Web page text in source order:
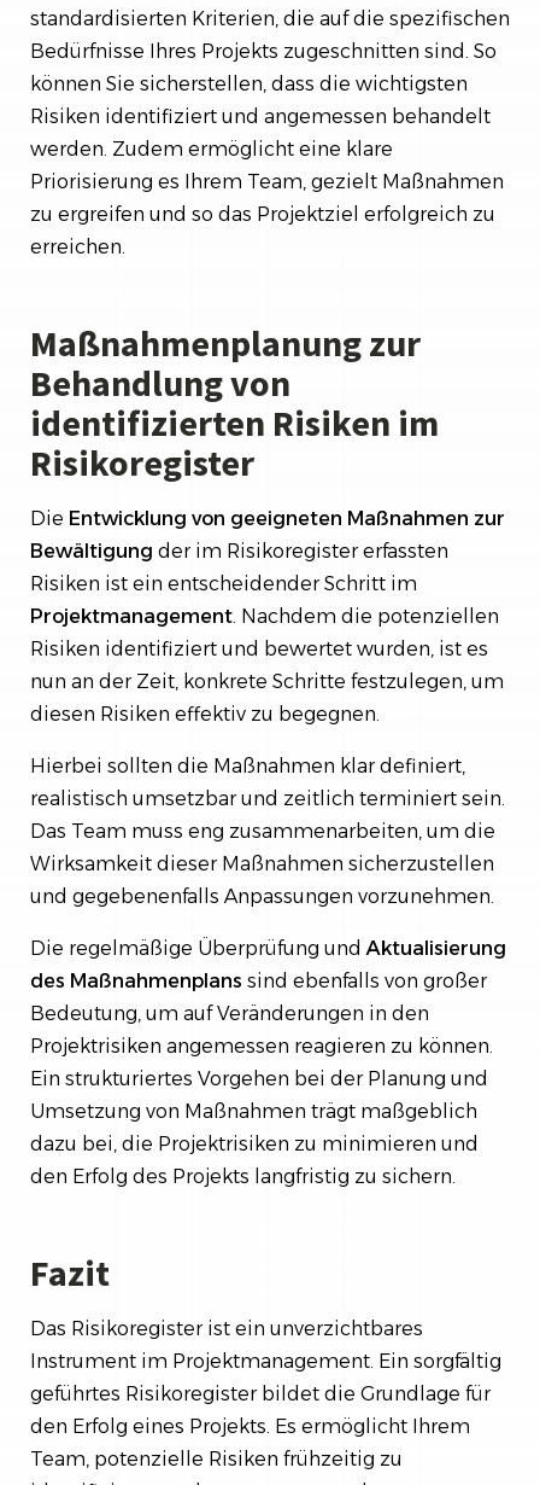
standardisierten Kriterien, die auf die spezifischen
Bedürfnisse Ihres Projekts zugeschnitten sind. So
können Sie sicherstellen, dass die wichtigsten
Risiken identifiziert und angemessen behandelt
werden. Zudem ermöglicht eine klare
Priorisierung es Ihrem Team, gezielt Maßnahmen
zu ergreifen und so das Projektziel erfolgreich zu
erreichen.
Maßnahmenplanung zur
Behandlung von
identifizierten Risiken im
Risikoregister
Die Entwicklung von geeigneten Maßnahmen zur
Bewältigung der im Risikoregister erfassten
Risiken ist ein entscheidender Schritt im
Projektmanagement. Nachdem die potenziellen
Risiken identifiziert und bewertet wurden, ist es
nun an der Zeit, konkrete Schritte festzulegen, um
diesen Risiken effektiv zu begegnen.
Hierbei sollten die Maßnahmen klar definiert,
realistisch umsetzbar und zeitlich terminiert sein.
Das Team muss eng zusammenarbeiten, um die
Wirksamkeit dieser Maßnahmen sicherzustellen
und gegebenenfalls Anpassungen vorzunehmen.
Die regelmäßige Überprüfung undAktualisierung
des Maßnahmenplans sind ebenfalls von großer
Bedeutung, um auf Veränderungen in den
Projektrisiken angemessen reagieren zu können.
Ein strukturiertes Vorgehen bei der Planung und
Umsetzung von Maßnahmen trägt maßgeblich
dazu bei, die Projektrisiken zu minimieren und
den Erfolg des Projekts langfristig zu sichern.
Fazit
Das Risikoregister ist ein unverzichtbares
Instrument im Projektmanagement. Ein sorgfältig
geführtes Risikoregister bildet die Grundlage für
den Erfolg eines Projekts. Es ermöglicht Ihrem
Team, potenzielle Risiken frühzeitig zu